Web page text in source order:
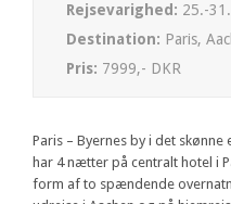
Rejsevarighed: 25.-
Destination: Paris,
Pris: 7999,- DKR
Paris – Byernes by i det
har 4 nætter på centralt hotel i
form af to spændende